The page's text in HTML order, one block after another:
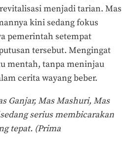
menjadi tarian. Mas
kini sedang fokus
pemerintah setempat
tersebut. Mengingat
mentah, tanpa meninjau
cerita wayang beber.
Ganjar, Mas Mashuri, Mas
serius membicarakan
tepat. (Prima